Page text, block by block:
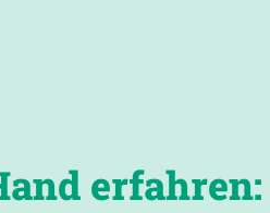
erfahren: